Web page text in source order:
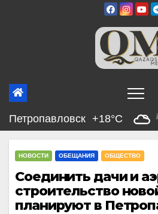
Петропавловск +18°C
НОВОСТИ ОБЕЩАНИЯ ОБЩЕСТВО
Соединить дачи и
строительство
планируют в